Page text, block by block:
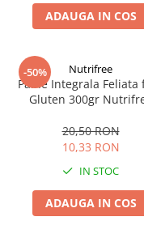
Articulatii sanatoase
Cardiovasculare
Digestie
Imunitate
Memorie
Produse sanatate
Produse pentru Ea
Produse pentru sportivi
Uleiuri alimentare
Ulei CBD
Unturi alimentare
Sucuri
Produse instant
Atelierul de cafea si
ADAUGA IN COS
-50% Nutrifree
Paine Integrala Feliata
Gluten 300gr
20,50 RON
10,33 RON
IN STOC
ADAUGA IN COS